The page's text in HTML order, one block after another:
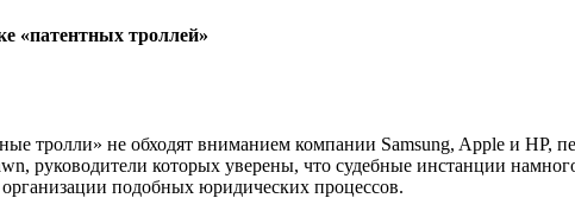
«патентных троллей»
тролли» не обходят вниманием компании Samsung, Apple и HP,
руководители которых уверены, что судебные инстанции
подобных юридических процессов.